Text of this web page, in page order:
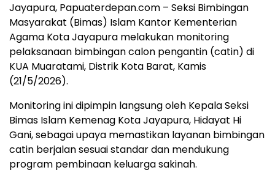
Jayapura, Papuaterdepan.com – Seksi Bimbingan
Masyarakat (Bimas) Islam Kantor Kementerian
Agama Kota Jayapura melakukan monitoring
pelaksanaan bimbingan calon pengantin (catin) di
KUA Muaratami, Distrik Kota Barat, Kamis
(21/5/2026).
Monitoring ini dipimpin langsung oleh Kepala Seksi
Bimas Islam Kemenag Kota Jayapura, Hidayat Hi
Gani, sebagai upaya memastikan layanan bimbingan
catin berjalan sesuai standar dan mendukung
program pembinaan keluarga sakinah.